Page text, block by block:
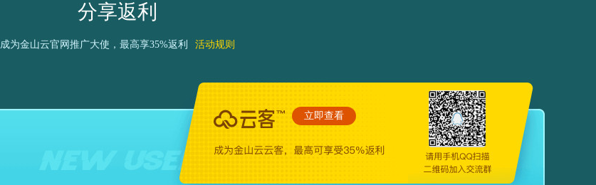
分享返利
成为金山云官网推广大使，最高享35%返利 活动规则
立即查看